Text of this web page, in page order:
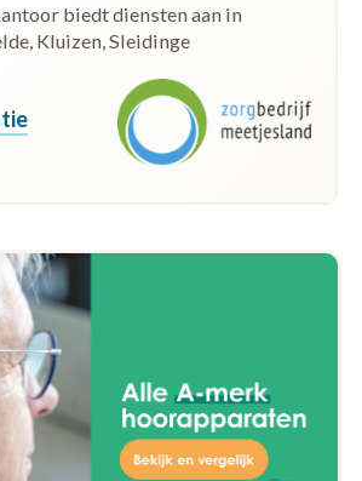
biedt diensten aan in
Kluizen, Sleidinge